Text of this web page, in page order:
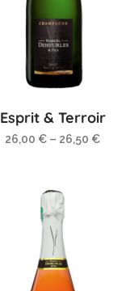
Esprit & Terroir
26,00 € – 26,50 €